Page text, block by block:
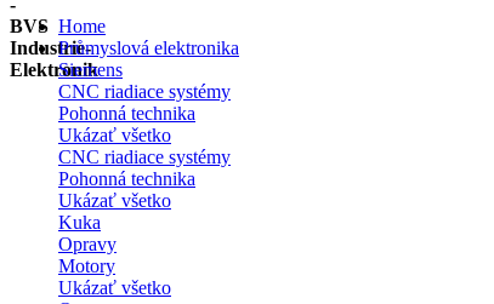
Home
Průmyslová elektronika
Siemens
CNC riadiace systémy
Pohonná technika
Ukázať všetko
CNC riadiace systémy
Pohonná technika
Ukázať všetko
Kuka
Opravy
Motory
Ukázať všetko